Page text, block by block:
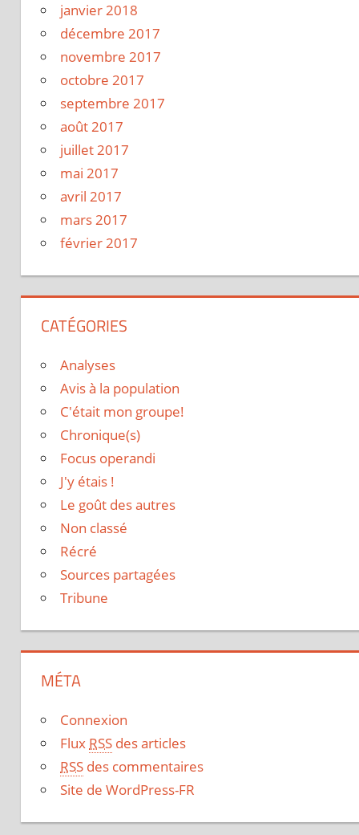
janvier 2018
décembre 2017
novembre 2017
octobre 2017
septembre 2017
août 2017
juillet 2017
mai 2017
avril 2017
mars 2017
février 2017
CATÉGORIES
Analyses
Avis à la population
C'était mon groupe!
Chronique(s)
Focus operandi
J'y étais !
Le goût des autres
Non classé
Récré
Sources partagées
Tribune
MÉTA
Connexion
Flux RSS des articles
RSS des commentaires
Site de WordPress-FR